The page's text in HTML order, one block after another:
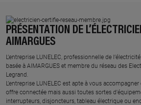
PRÉSENTATION DE
AIMARGUES
L’entreprise LUNELEC, professionnelle de
basée à AIMARGUES et membre du réseau des
Legrand.​
L’entreprise LUNELEC est apte à vous
offre connectée mais aussi toutes sortes
interrupteurs, disjoncteurs, tableau électrique ou